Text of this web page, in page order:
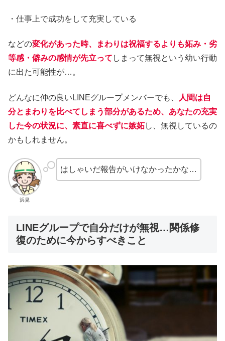
・仕事上で成功をして充実している
などの変化があった時、まわりは祝福するよりも妬み・劣
等感・僻みの感情が先立って しまって無視という幼い行動
に出た可能性が…。
どんなに仲の良いLINEグループメンバーでも、
人間は自
分とまわりを比べてしまう部分があるため、あなたの充実
した今の状況に、素直に喜べずに嫉妬し、無視しているの
かもしれません。
浜見
はしゃいだ報告がいけなかったかな…
LINEグループで自分だけが無視…関係修
復のために今からすべきこと